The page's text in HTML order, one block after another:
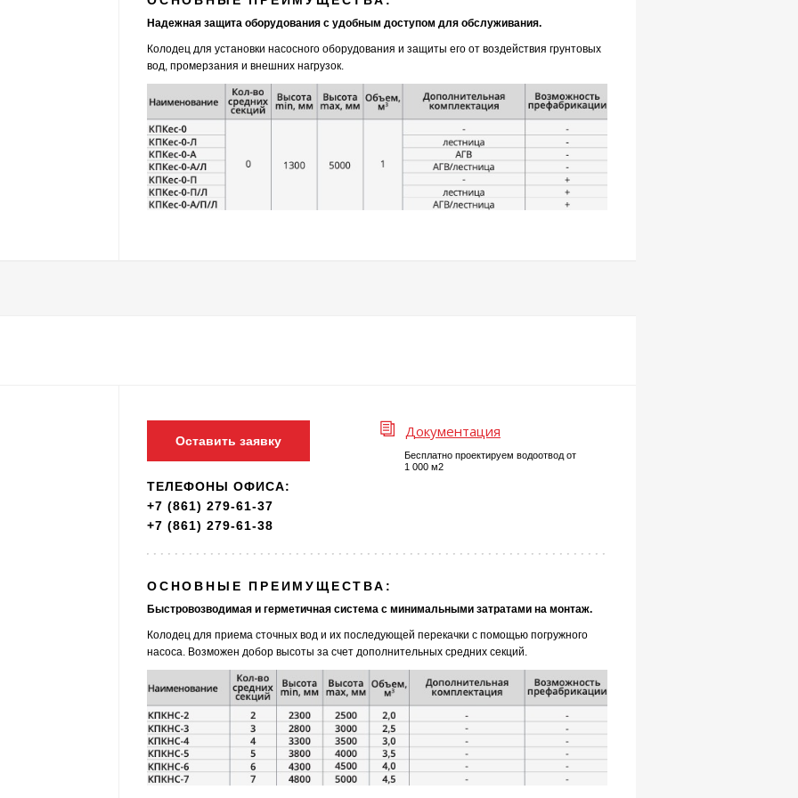
Надежная защита оборудования с удобным доступом для обслуживания.
Колодец для установки насосного оборудования и защиты его от воздействия грунтовых
вод, промерзания и внешних нагрузок.
Оставить заявку
ТЕЛЕФОНЫ ОФИСА:
+7 (861) 279-61-37
+7 (861) 279-61-38
Документация
Бесплатно проектируем водоотвод от
1 000 м2
ОСНОВНЫЕ ПРЕИМУЩЕСТВА:
Быстровозводимая и герметичная система с минимальными затратами на монтаж.
Колодец для приема сточных вод и их последующей перекачки с помощью погружного
насоса. Возможен добор высоты за счет дополнительных средних секций.